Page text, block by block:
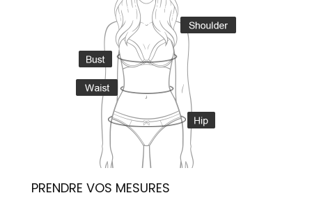
PRENDRE VOS MESURES